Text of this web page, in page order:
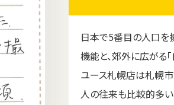
日本で5番目の人口を
機能と、郊外に広がる
ユース札幌店は札幌市
人の往来も比較的多い